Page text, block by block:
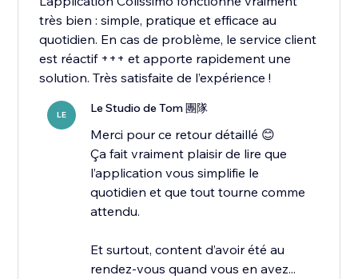
très bien : simple, pratique et efficace au
quotidien. En cas de problème, le service client
est réactif +++ et apporte rapidement une
solution. Très satisfaite de l’expérience !
LE Le Studio de Tom 團隊
Merci pour ce retour détaillé 😊
Ça fait vraiment plaisir de lire que
l’application vous simplifie le
quotidien et que tout tourne comme
attendu.
Et surtout, content d’avoir été au
rendez-vous quand vous en avez...